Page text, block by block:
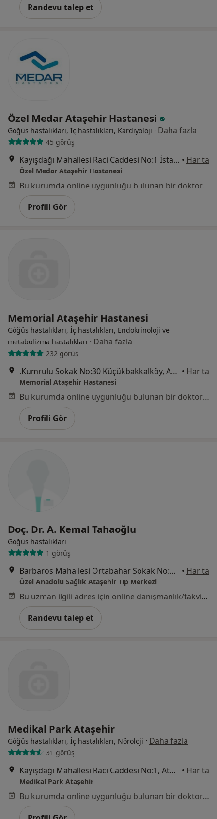
Randevu talep et
Özel Medar Ataşehir Hastanesi
Göğüs hastalıkları, İç hastalıkları, Kardiyoloji · Daha fazla
45 görüş
Kayışdağı Mahallesi Raci Caddesi No:1 İstanbul, Ataşehir • Harita
Özel Medar Ataşehir Hastanesi
Bu kurumda online uygunluğu bulunan bir doktor veya uzman bulunamadı
Profili Gör
Memorial Ataşehir Hastanesi
Göğüs hastalıkları, İç hastalıkları, Endokrinoloji ve
metabolizma hastalıkları · Daha fazla
232 görüş
.Kumrulu Sokak No:30 Küçükbakkalköy, Ataşehir • Harita
Memorial Ataşehir Hastanesi
Bu kurumda online uygunluğu bulunan bir doktor veya uzman bulunamadı
Profili Gör
Doç. Dr. A. Kemal Tahaoğlu
Göğüs hastalıkları
1 görüş
Barbaros Mahallesi Ortabahar Sokak No:28, Ataşehir • Harita
Özel Anadolu Sağlık Ataşehir Tıp Merkezi
Bu uzman ilgili adres için online danışmanlık/takvim sunmuyor.
Randevu talep et
Medikal Park Ataşehir
Göğüs hastalıkları, İç hastalıkları, Nöroloji · Daha fazla
31 görüş
Kayışdağı Mahallesi Raci Caddesi No:1, Ataşehir • Harita
Medikal Park Ataşehir
Bu kurumda online uygunluğu bulunan bir doktor veya uzman bulunamadı